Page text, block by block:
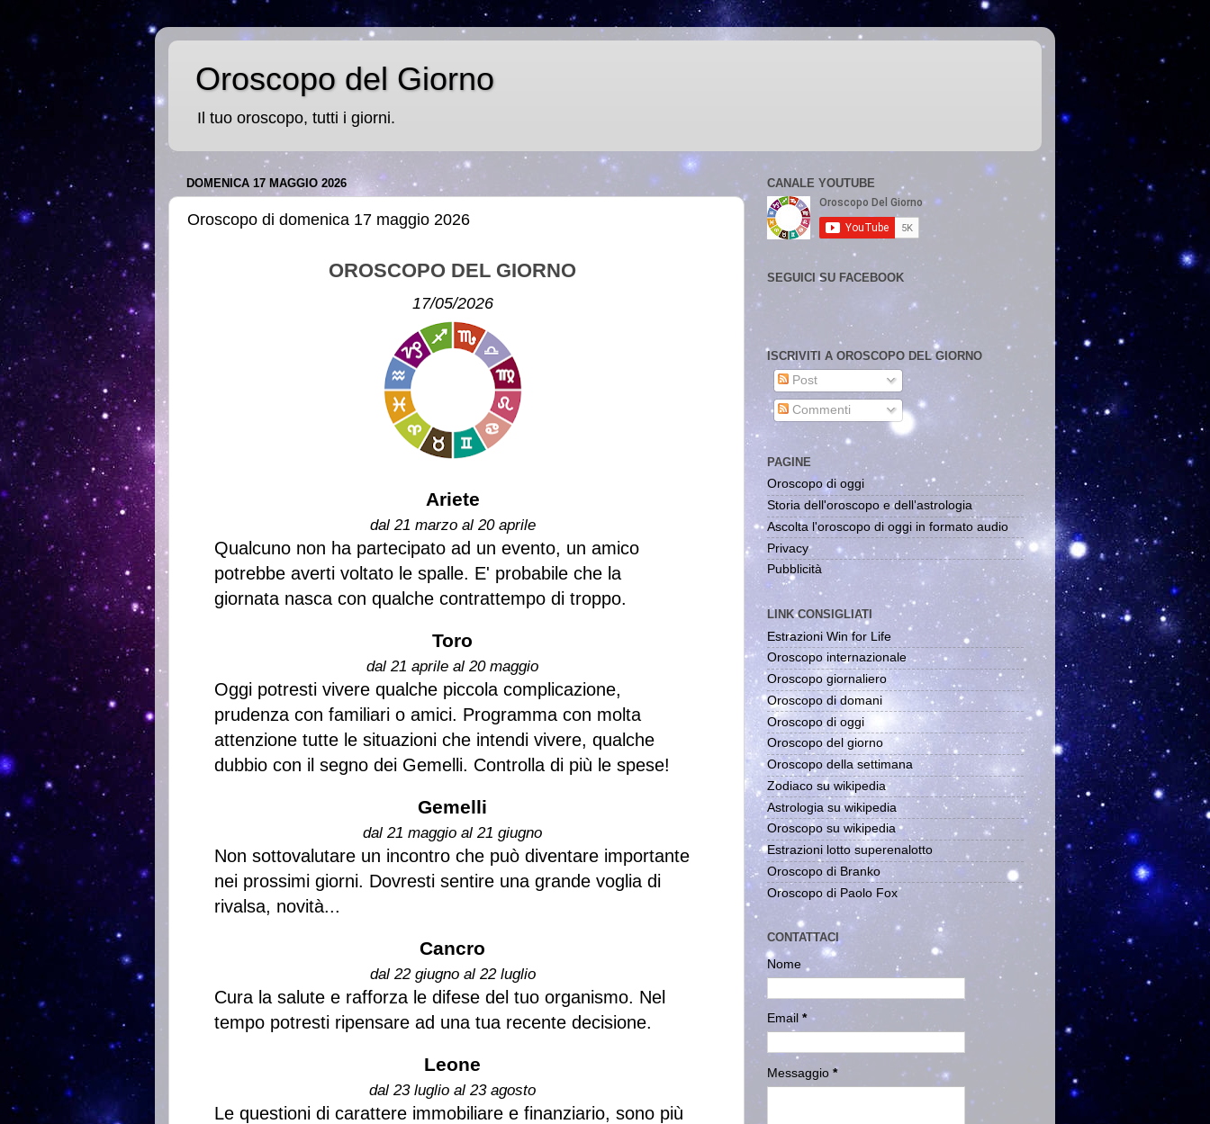
Oroscopo del Giorno
Il tuo oroscopo, tutti i giorni.
DOMENICA 17 MAGGIO 2026
Oroscopo di domenica 17 maggio 2026
OROSCOPO DEL GIORNO
17/05/2026
Ariete
dal 21 marzo al 20 aprile
Qualcuno non ha partecipato ad un evento, un amico
potrebbe averti voltato le spalle. E' probabile che la
giornata nasca con qualche contrattempo di troppo.
Toro
dal 21 aprile al 20 maggio
Oggi potresti vivere qualche piccola complicazione,
prudenza con familiari o amici. Programma con molta
attenzione tutte le situazioni che intendi vivere, qualche
dubbio con il segno dei Gemelli. Controlla di più le spese!
Gemelli
dal 21 maggio al 21 giugno
Non sottovalutare un incontro che può diventare importante
nei prossimi giorni. Dovresti sentire una grande voglia di
rivalsa, novità...
Cancro
dal 22 giugno al 22 luglio
Cura la salute e rafforza le difese del tuo organismo. Nel
tempo potresti ripensare ad una tua recente decisione.
Leone
dal 23 luglio al 23 agosto
Le questioni di carattere immobiliare e finanziario, sono più
CANALE YOUTUBE
SEGUICI SU FACEBOOK
ISCRIVITI A OROSCOPO DEL GIORNO
Post
Commenti
PAGINE
Oroscopo di oggi
Storia dell'oroscopo e dell'astrologia
Ascolta l'oroscopo di oggi in formato audio
Privacy
Pubblicità
LINK CONSIGLIATI
Estrazioni Win for Life
Oroscopo internazionale
Oroscopo giornaliero
Oroscopo di domani
Oroscopo di oggi
Oroscopo del giorno
Oroscopo della settimana
Zodiaco su wikipedia
Astrologia su wikipedia
Oroscopo su wikipedia
Estrazioni lotto superenalotto
Oroscopo di Branko
Oroscopo di Paolo Fox
CONTATTACI
Nome
Email *
Messaggio *